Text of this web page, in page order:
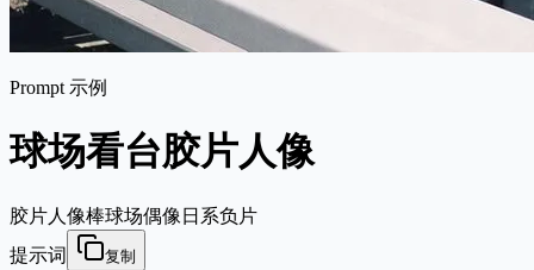
Prompt 示例
球场看台胶片人像
胶片人像棒球场偶像 日系负片
提示词
复制